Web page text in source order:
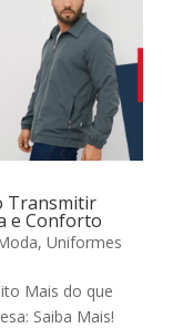
Transmitir
e Conforto
, Uniformes
Mais do que
Saiba Mais!